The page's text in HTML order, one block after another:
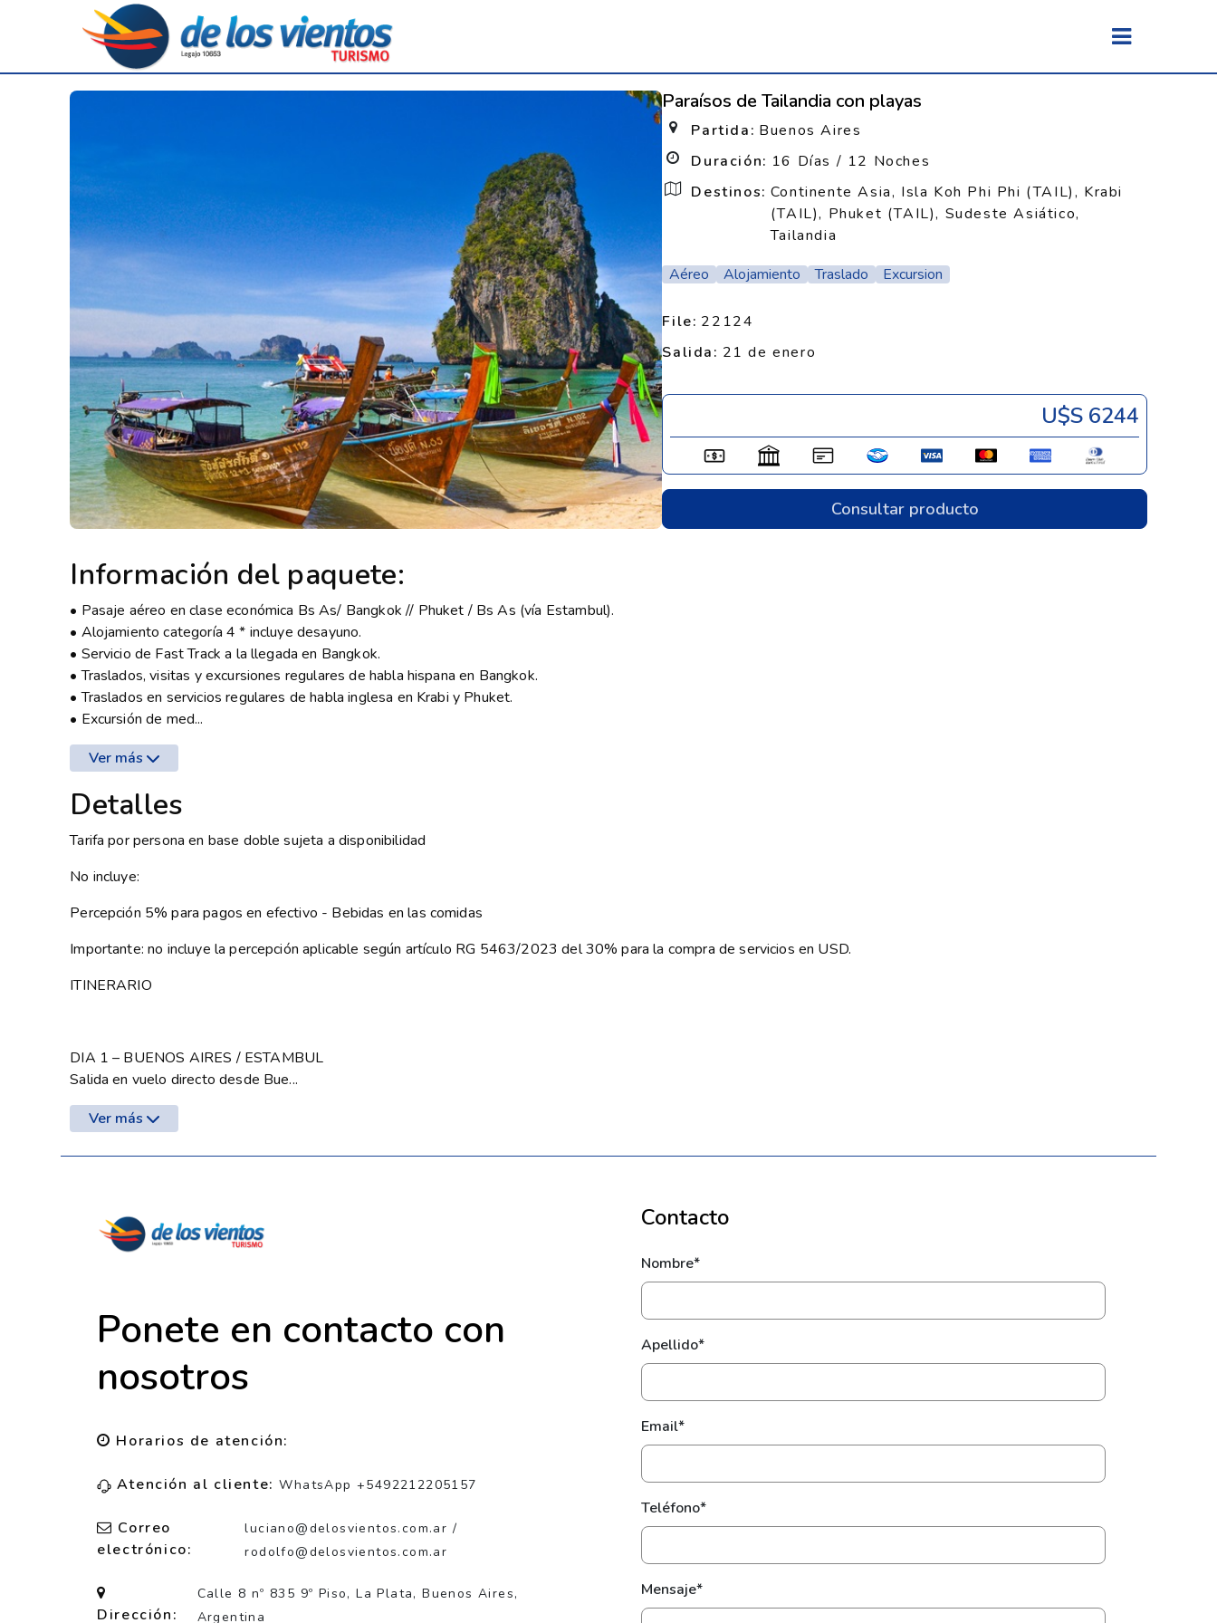
Paraísos de Tailandia con playas
Partida: Buenos Aires
Duración: 16 Días / 12 Noches
Destinos: Continente Asia, Isla Koh Phi Phi (TAIL), Krabi
(TAIL), Phuket (TAIL), Sudeste Asiático,
Tailandia
Aéreo
Alojamiento Traslado Excursion
File: 22124
Salida: 21 de enero
U$s 6244
Consultar producto
Información del paquete:
• Pasaje aéreo en clase económica Bs As/ Bangkok // Phuket / Bs As (vía Estambul).
• Alojamiento categoría 4 * incluye desayuno.
• Servicio de Fast Track a la llegada en Bangkok.
• Traslados, visitas y excursiones regulares de habla hispana en Bangkok.
• Traslados en servicios regulares de habla inglesa en Krabi y Phuket.
• Excursión de med...
Ver más
Detalles
Tarifa por persona en base doble sujeta a disponibilidad
No incluye:
Percepción 5% para pagos en efectivo - Bebidas en las comidas
Importante: no incluye la percepción aplicable según artículo RG 5463/2023 del 30% para la compra de servicios en USD.
ITINERARIO
DIA 1 – BUENOS AIRES / ESTAMBUL
Salida en vuelo directo desde Bue...
Ver más
Ponete en contacto con
nosotros
Horarios de atención:
Atención al cliente:WhatsApp +5492212205157
Correo
electrónico:
luciano@delosvientos.com.ar /
rodolfo@delosvientos.com.ar
Dirección:
Calle 8 nº 835 9º Piso, La Plata, Buenos Aires,
Argentina
Contacto
Nombre*
Apellido*
Email*
Teléfono*
Mensaje*